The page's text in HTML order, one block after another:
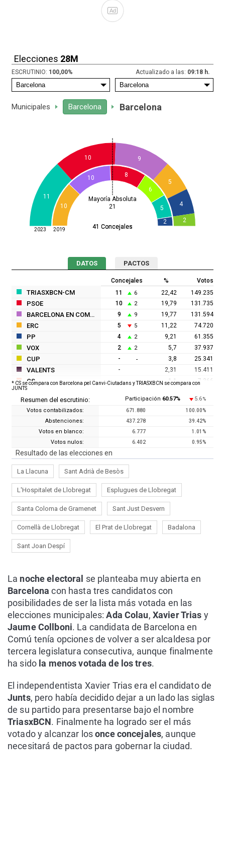
Ad
La noche electoral se planteaba muy abierta en
Barcelonacon hasta tres candidatos con
posibilidades de ser la lista más votada en las
elecciones municipales:Ada Colau, Xavier Trias y
Jaume Collboni. La candidata de Barcelona en
Comú tenía opciones de volver a ser alcaldesa por
tercera legislatura consecutiva, aunque finalmente
ha sido la menos votada de los tres.
El independentista Xavier Trias era el candidato de
Junts, pero había decidido dejar a un lado las siglas
de su partido para presentarse bajo el nombre
TriasxBCN. Finalmente ha logrado ser el más
votado y alcanzar losonce concejales, aunque
necesitará de pactos para gobernar la ciudad.